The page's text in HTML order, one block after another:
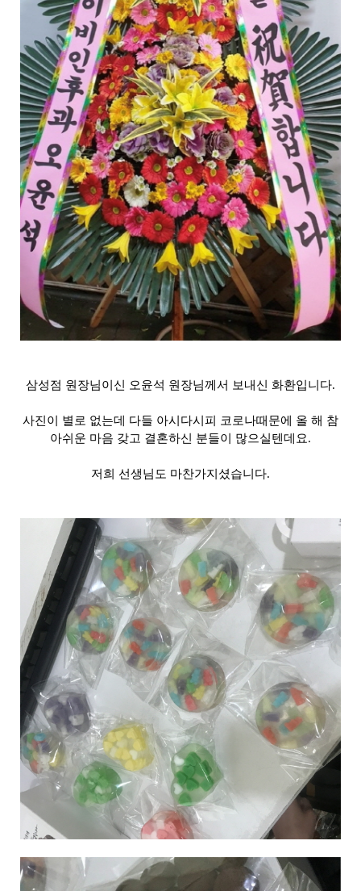
삼성점 원장님이신 오윤석 원장님께서 보내신 화환입니다.
사진이 별로 없는데 다들 아시다시피 코로나때문에 올 해 참
아쉬운 마음 갖고 결혼하신 분들이 많으실텐데요.
저희 선생님도 마찬가지셨습니다.